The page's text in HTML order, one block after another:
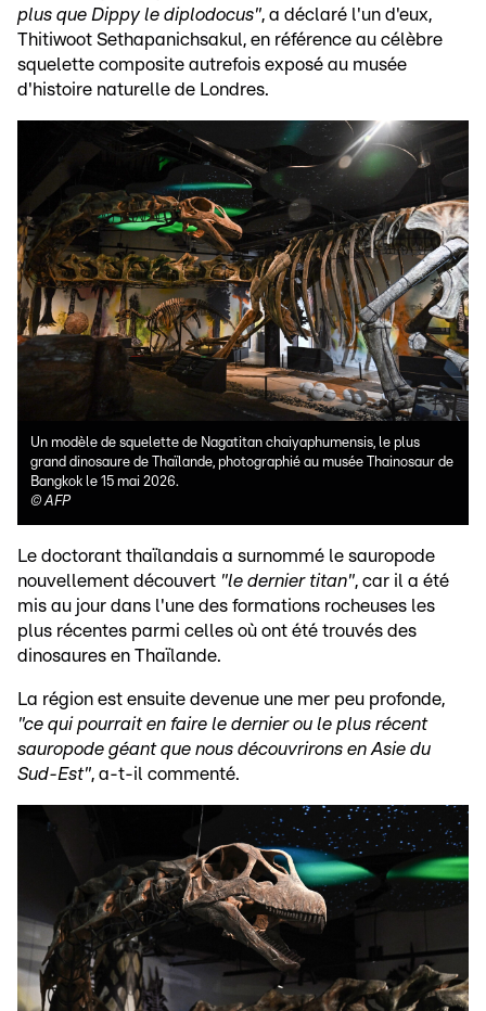
plus que Dippy le diplodocus", a déclaré l'un d'eux,
Thitiwoot Sethapanichsakul, en référence au célèbre
squelette composite autrefois exposé au musée
d'histoire naturelle de Londres.
Un modèle de squelette de Nagatitan chaiyaphumensis, le plus
grand dinosaure de Thaïlande, photographié au musée Thainosaur de
Bangkok le 15 mai 2026.
©AFP
Le doctorant thaïlandais a surnommé le sauropode
nouvellement découvert "le dernier titan", car il a été
mis au jour dans l'une des formations rocheuses les
plus récentes parmi celles où ont été trouvés des
dinosaures en Thaïlande.
La région est ensuite devenue une mer peu profonde,
"ce qui pourrait en faire le dernier ou le plus récent
sauropode géant que nous découvrirons en Asie du
Sud-Est", a-t-il commenté.